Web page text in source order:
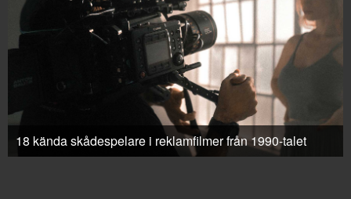
18 kända skådespelare i reklamfilmer från 1990-talet